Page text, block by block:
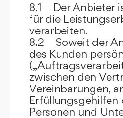
8.1 Der Anbieter
für die
verarbeiten.
8.2 Soweit der
des Kunden
zwischen den
Vereinbarungen,
Personen und